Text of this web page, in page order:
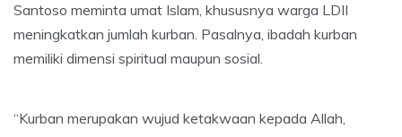
Santoso meminta umat Islam, khususnya warga LDII
meningkatkan jumlah kurban. Pasalnya, ibadah kurban
memiliki dimensi spiritual maupun sosial.
“Kurban merupakan wujud ketakwaan kepada Allah,